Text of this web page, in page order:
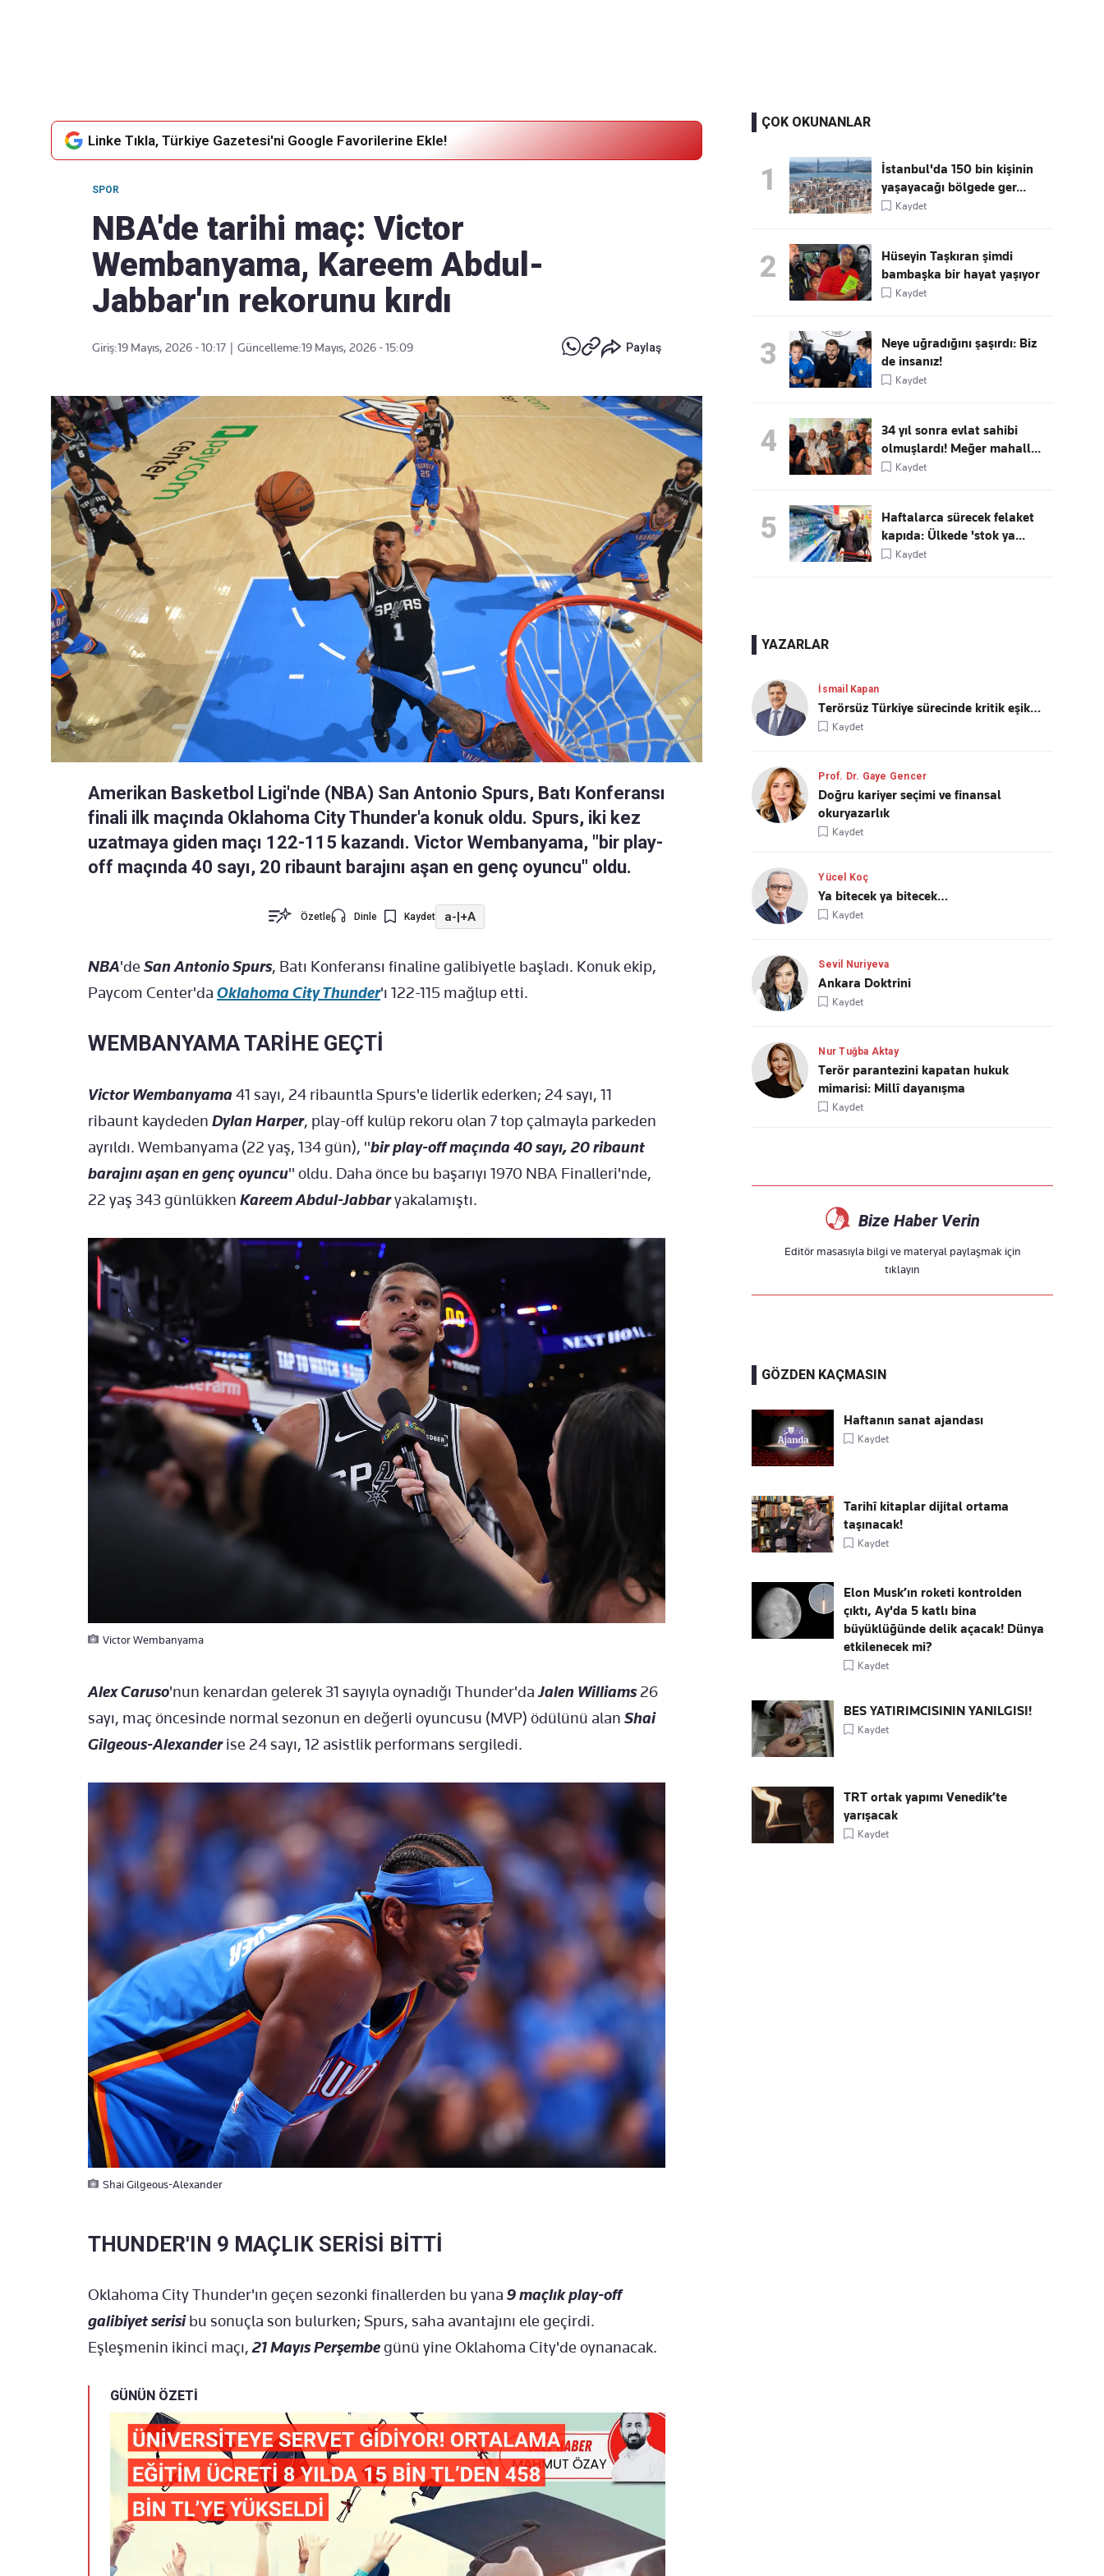
Linke Tıkla, Türkiye Gazetesi'ni Google Favorilerine Ekle!
SPOR
NBA'de tarihi maç: Victor
Wembanyama, Kareem Abdul-
Jabbar'ın rekorunu kırdı
Giriş:19 Mayıs, 2026 - 10:17 Güncelleme:19 Mayıs, 2026 - 15:09 Paylaş
Amerikan Basketbol Ligi'nde (NBA) San Antonio Spurs, Batı Konferansı
finali ilk maçında Oklahoma City Thunder'a konuk oldu. Spurs, iki kez
uzatmaya giden maçı 122-115 kazandı. Victor Wembanyama, "bir play-
off maçında 40 sayı, 20 ribaunt barajını aşan en genç oyuncu" oldu.
Özetle Dinle Kaydet a-|+A
NBA'de San Antonio Spurs, Batı Konferansı finaline galibiyetle başladı. Konuk ekip,
Paycom Center'da Oklahoma City Thunder'ı 122-115 mağlup etti.
WEMBANYAMA TARİHE GEÇTİ
Victor Wembanyama41 sayı, 24 ribauntla Spurs'e liderlik ederken; 24 sayı, 11
ribaunt kaydeden Dylan Harper, play-off kulüp rekoru olan 7 top çalmayla parkeden
ayrıldı. Wembanyama (22 yaş, 134 gün), "bir play-off maçında 40 sayı, 20 ribaunt
barajını aşan en genç oyuncu" oldu. Daha önce bu başarıyı 1970 NBA Finalleri'nde,
22 yaş 343 günlükken Kareem Abdul-Jabbaryakalamıştı.
Victor Wembanyama
Alex Caruso'nun kenardan gelerek 31 sayıyla oynadığı Thunder'daJalen Williams26
sayı, maç öncesinde normal sezonun en değerli oyuncusu (MVP) ödülünü alan Shai
Gilgeous-Alexanderise 24 sayı, 12 asistlik performans sergiledi.
Shai Gilgeous-Alexander
THUNDER'IN 9 MAÇLIK SERİSİ BİTTİ
Oklahoma City Thunder'ın geçen sezonki finallerden bu yana 9 maçlık play-off
galibiyet serisibu sonuçla son bulurken; Spurs, saha avantajını ele geçirdi.
Eşleşmenin ikinci maçı,21 Mayıs Perşembegünü yine Oklahoma City'de oynanacak.
GÜNÜN ÖZETİ
ÇOK OKUNANLAR
1
İstanbul'da 150 bin kişinin
yaşayacağı bölgede ger...
Kaydet
2
Hüseyin Taşkıran şimdi
bambaşka bir hayat yaşıyor
Kaydet
3
Neye uğradığını şaşırdı: Biz
de insanız!
Kaydet
4
34 yıl sonra evlat sahibi
olmuşlardı! Meğer mahall...
Kaydet
5
Haftalarca sürecek felaket
kapıda: Ülkede 'stok ya...
Kaydet
YAZARLAR
İsmail Kapan
Terörsüz Türkiye sürecinde kritik eşik…
Kaydet
Prof. Dr. Gaye Gencer
Doğru kariyer seçimi ve finansal
okuryazarlık
Kaydet
Yücel Koç
Ya bitecek ya bitecek…
Kaydet
Sevil Nuriyeva
Ankara Doktrini
Kaydet
Nur Tuğba Aktay
Terör parantezini kapatan hukuk
mimarisi: Millî dayanışma
Kaydet
Bize Haber Verin
Editör masasıyla bilgi ve materyal paylaşmak için
tıklayın
GÖZDEN KAÇMASIN
Haftanın sanat ajandası
Kaydet
Tarihî kitaplar dijital ortama
taşınacak!
Kaydet
Elon Musk’ın roketi kontrolden
çıktı, Ay'da 5 katlı bina
büyüklüğünde delik açacak! Dünya
etkilenecek mi?
Kaydet
BES YATIRIMCISININ YANILGISI!
Kaydet
TRT ortak yapımı Venedik’te
yarışacak
Kaydet